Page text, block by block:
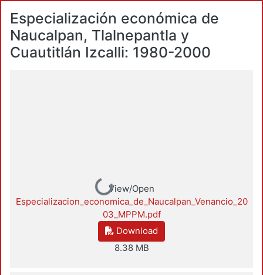
Especialización económica de
Naucalpan, Tlalnepantla y
Cuautitlán Izcalli: 1980-2000
Loading...
View/Open
Especializacion_economica_de_Naucalpan_Venancio_20
03_MPPM.pdf
Download
8.38 MB